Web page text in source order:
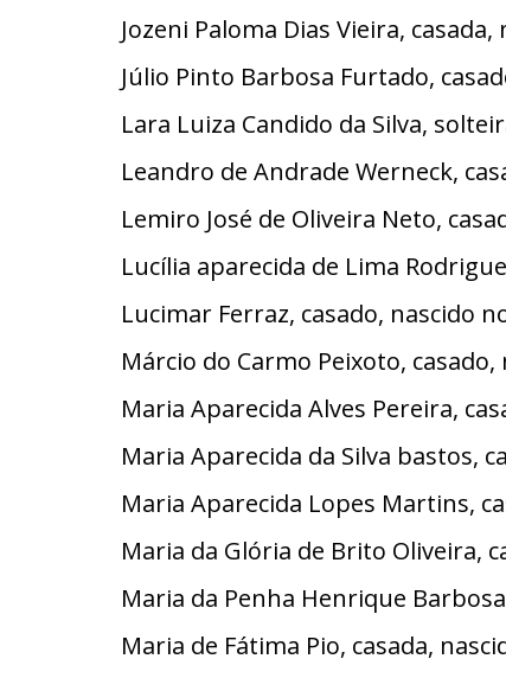
Jozeni Paloma Dias Vieira,
Júlio Pinto Barbosa Furtado,
Lara Luiza Candido da Silva,
Leandro de Andrade Werneck,
Lemiro José de Oliveira Neto,
Lucília aparecida de Lima
Lucimar Ferraz, casado, nascido
Márcio do Carmo Peixoto,
Maria Aparecida Alves Pereira,
Maria Aparecida da Silva bastos,
Maria Aparecida Lopes Martins,
Maria da Glória de Brito Oliveira,
Maria da Penha Henrique
Maria de Fátima Pio, casada,